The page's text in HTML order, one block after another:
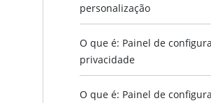
personalização
O que é: Painel de
privacidade
O que é: Painel de